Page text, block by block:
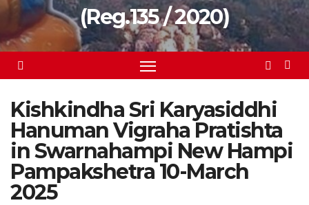
(Reg.135 / 2020)
Kishkindha Sri Karyasiddhi
Hanuman Vigraha Pratishta
in Swarnahampi New Hampi
Pampakshetra 10-March
2025